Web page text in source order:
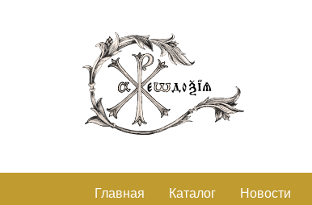
Главная Каталог Новости